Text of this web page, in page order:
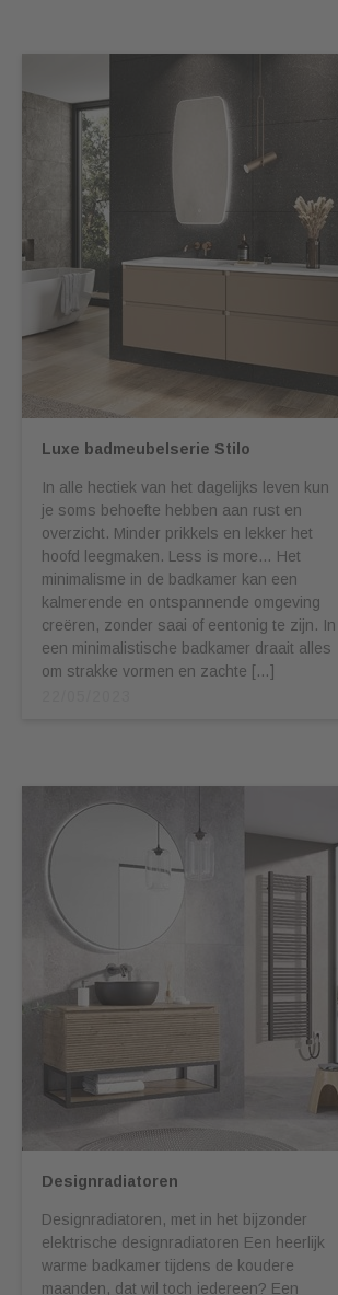
Luxe badmeubelserie Stilo
In alle hectiek van het dagelijks leven kun
je soms behoefte hebben aan rust en
overzicht. Minder prikkels en lekker het
hoofd leegmaken. Less is more… Het
minimalisme in de badkamer kan een
kalmerende en ontspannende omgeving
creëren, zonder saai of eentonig te zijn. In
een minimalistische badkamer draait alles
om strakke vormen en zachte […]
Designradiatoren
Designradiatoren, met in het bijzonder
elektrische designradiatoren Een heerlijk
warme badkamer tijdens de koudere
maanden, dat wil toch iedereen? Een